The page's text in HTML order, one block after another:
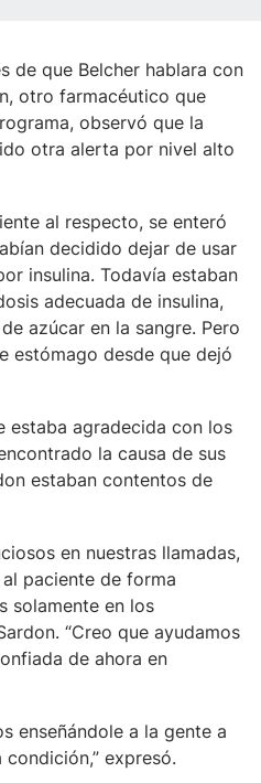
de que Belcher hablara con
otro farmacéutico que
observó que la
otra alerta por nivel alto
al respecto, se enteró
decidido dejar de usar
insulina. Todavía estaban
adecuada de insulina,
azúcar en la sangre. Pero
estómago desde que dejó
estaba agradecida con los
la causa de sus
estaban contentos de
en nuestras llamadas,
paciente de forma
solamente en los
“Creo que ayudamos
de ahora en
enseñándole a la gente a
expresó.